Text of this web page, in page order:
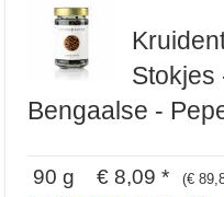
Stokjes
Bengaalse -
90 g € 8,09 * (€